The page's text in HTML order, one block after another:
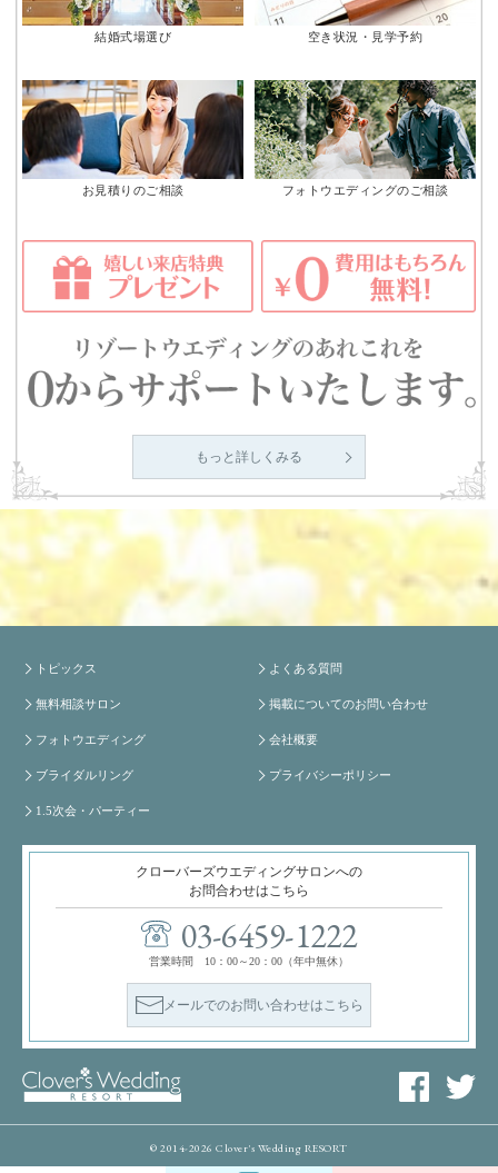
結婚式場選び 空き状況・見学予約
お見積りのご相談 フォトウエディングのご相談
もっと詳しくみる
トピックス
無料相談サロン
フォトウエディング
ブライダルリング
1.5次会・パーティー
よくある質問
掲載についてのお問い合わせ
会社概要
プライバシーポリシー
クローバーズウエディングサロンへの
お問合わせはこちら
03-6459-1222
営業時間 10：00～20：00（年中無休）
メールでのお問い合わせはこちら
© 2014-2026 Clover's Wedding RESORT